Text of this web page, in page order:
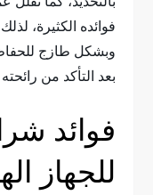
فوائده الكثيرة،
وبشكل طازج للحفاظ
بعد التأكد من
فوائد
للجهاز